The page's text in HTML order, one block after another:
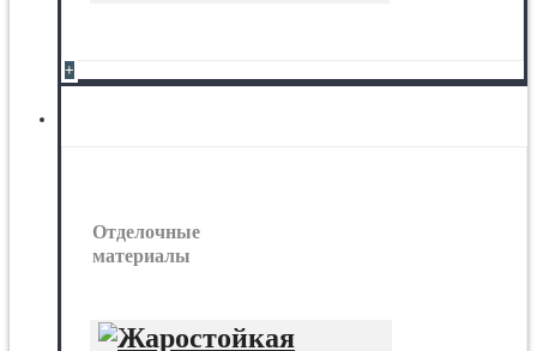
+
Отделочные
материалы